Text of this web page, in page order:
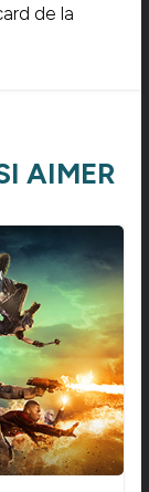
de la
AIMER